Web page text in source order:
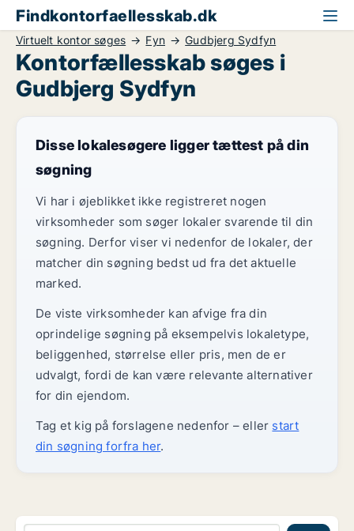
Findkontorfaellesskab.dk
Virtuelt kontor søges Fyn Gudbjerg Sydfyn
Kontorfællesskab søges i
Gudbjerg Sydfyn
Disse lokalesøgere ligger tættest på din
søgning
Vi har i øjeblikket ikke registreret nogen
virksomheder som søger lokaler svarende til din
søgning. Derfor viser vi nedenfor de lokaler, der
matcher din søgning bedst ud fra det aktuelle
marked.
De viste virksomheder kan afvige fra din
oprindelige søgning på eksempelvis lokaletype,
beliggenhed, størrelse eller pris, men de er
udvalgt, fordi de kan være relevante alternativer
for din ejendom.
Tag et kig på forslagene nedenfor – eller start
din søgning forfra her.